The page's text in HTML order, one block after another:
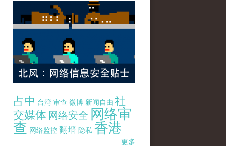
占中 台湾 审查 微博 新闻自由 社
交媒体 网络安全 网络审
查 网络监控 翻墙 隐私 香港
更多